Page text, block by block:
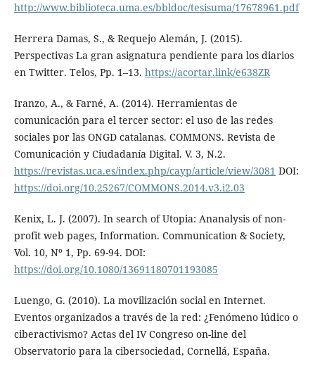
http://www.biblioteca.uma.es/bbldoc/tesisuma/17678961.pdf
Herrera Damas, S., & Requejo Alemán, J. (2015).
Perspectivas La gran asignatura pendiente para los diarios
en Twitter. Telos, Pp. 1–13. https://acortar.link/e638ZR
Iranzo, A., & Farné, A. (2014). Herramientas de
comunicación para el tercer sector: el uso de las redes
sociales por las ONGD catalanas. COMMONS. Revista de
Comunicación y Ciudadanía Digital. V. 3, N.2.
https://revistas.uca.es/index.php/cayp/article/view/3081 DOI:
https://doi.org/10.25267/COMMONS.2014.v3.i2.03
Kenix, L. J. (2007). In search of Utopia: Ananalysis of non-
profit web pages, Information. Communication & Society,
Vol. 10, Nº 1, Pp. 69-94. DOI:
https://doi.org/10.1080/13691180701193085
Luengo, G. (2010). La movilización social en Internet.
Eventos organizados a través de la red: ¿Fenómeno lúdico o
ciberactivismo? Actas del IV Congreso on-line del
Observatorio para la cibersociedad, Cornellá, España.